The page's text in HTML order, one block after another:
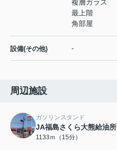
複層ガラス
最上階
角部屋
設備(その他) -
周辺施設
ガソリンスタンド
JA福島さくら大熊給油所
1133ｍ（15分）